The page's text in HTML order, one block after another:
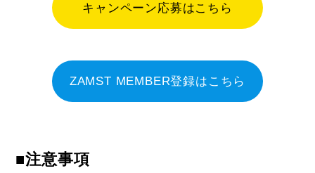
キャンペーン応募はこちら
ZAMST MEMBER登録はこちら
■注意事項